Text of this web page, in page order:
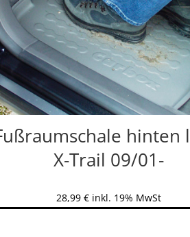
hinten
X-Trail 09/01-
28,99 € inkl. 19% MwSt